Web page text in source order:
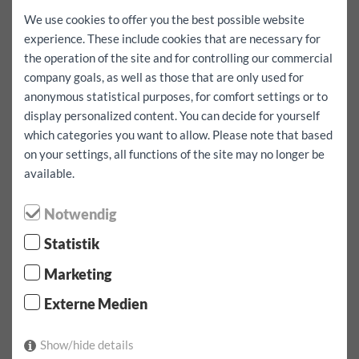
max./jour
100 km
200 km illimités
Réservation complète incluant le kilométrage gratuit
Oui
Je veux aller à l'étranger
Franchise tous risques:
Location: 08.08.2026
09.08.2026
par
Loyer:89EURincl.
We use cookies to offer you the best possible website
experience. These include cookies that are necessary for
the operation of the site and for controlling our commercial
company goals, as well as those that are only used for
anonymous statistical purposes, for comfort settings or to
display personalized content. You can decide for yourself
which categories you want to allow. Please note that based
on your settings, all functions of the site may no longer be
available.
Notwendig
Statistik
Marketing
Externe Medien
Show/hide details